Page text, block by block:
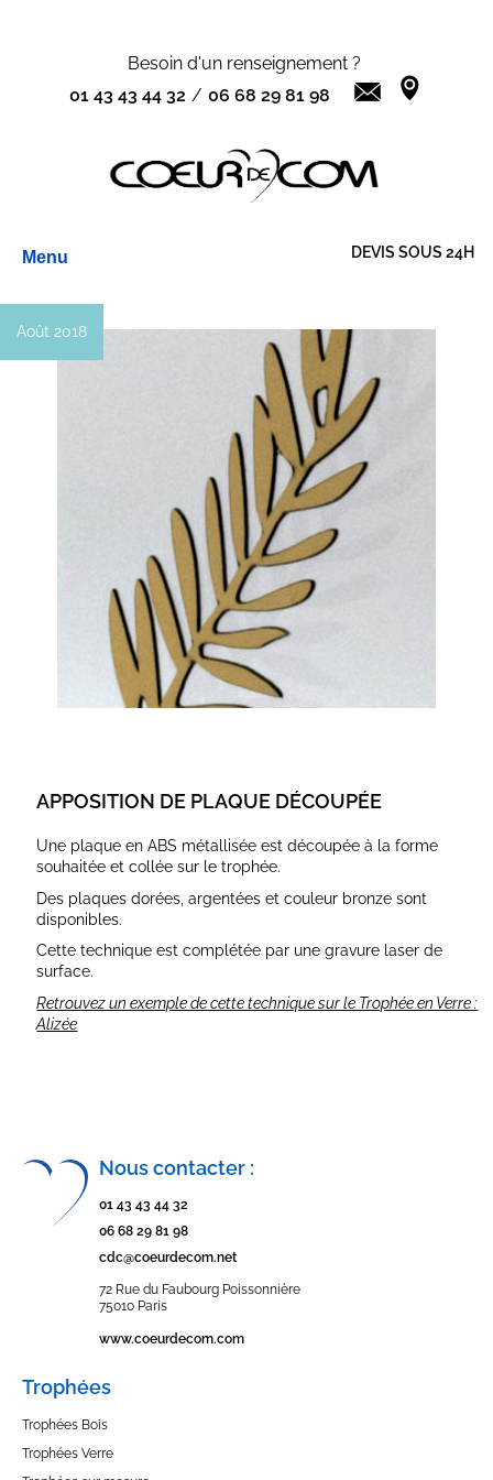
Besoin d'un renseignement ?
01 43 43 44 32 / 06 68 29 81 98
Menu DEVIS SOUS 24H
APPOSITION DE PLAQUE DÉCOUPÉE
Une plaque en ABS métallisée est découpée à la forme
souhaitée et collée sur le trophée.
Des plaques dorées, argentées et couleur bronze sont
disponibles.
Cette technique est complétée par une gravure laser de
surface.
Retrouvez un exemple de cette technique sur le Trophée en Verre :
Alizée
Août 2018
Nous contacter :
01 43 43 44 32
06 68 29 81 98
cdc@coeurdecom.net
72 Rue du Faubourg Poissonnière
75010 Paris
www.coeurdecom.com
Trophées
Trophées Bois
Trophées Verre